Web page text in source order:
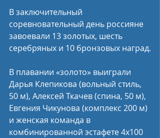
В заключительный
соревновательный день россияне
завоевали 13 золотых, шесть
серебряных и 10 бронзовых наград.
В плавании «золото» выиграли
Дарья Клепикова (вольный стиль,
50 м), Алексей Ткачев (спина, 50 м),
Евгения Чикунова (комплекс 200 м)
и женская команда в
комбинированной эстафете 4х100